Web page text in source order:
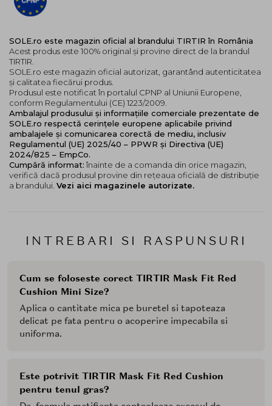
INTREBARI SI RASPUNSURI
Cum se foloseste corect TIRTIR Mask Fit Red
Cushion Mini Size?
Aplica o cantitate mica pe buretel si tapoteaza
delicat pe fata pentru o acoperire impecabila si
uniforma.
Este potrivit TIRTIR Mask Fit Red Cushion
pentru tenul gras?
23N Sand - Rosiatic
24N Latte - Auriu
29N Natural Beige - Neutru
Mod de utilizare:
Aplica o cantitate mica de produs pe burete si aplica
usor pe fata, tapotand usor pentru a obtine o acoperire
uniforma.
SOLE.ro este magazin oficial al brandului TIRTIR în România
Acest produs este 100% original și provine direct de la brandul
TIRTIR.
SOLE.ro este magazin oficial autorizat, garantând autenticitatea
și calitatea fiecărui produs.
Produsul este notificat în portalul CPNP al Uniunii Europene,
conform Regulamentului (CE) 1223/2009.
Ambalajul produsului și informațiile comerciale prezentate de
SOLE.ro respectă cerințele europene aplicabile privind
ambalajele și comunicarea corectă de mediu, inclusiv
Regulamentul (UE) 2025/40 – PPWR și Directiva (UE)
2024/825 – EmpCo.
Cumpără informat: înainte de a comanda din orice magazin,
verifică dacă produsul provine din rețeaua oficială de distribuție
a brandului. Vezi aici magazinele autorizate.